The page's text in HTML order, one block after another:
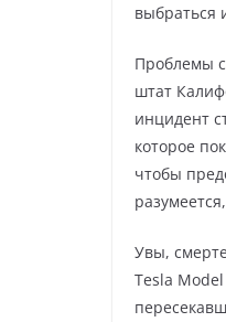
выбраться
Проблемы
штат
инцидент
которое
чтобы
Увы,
Tesla